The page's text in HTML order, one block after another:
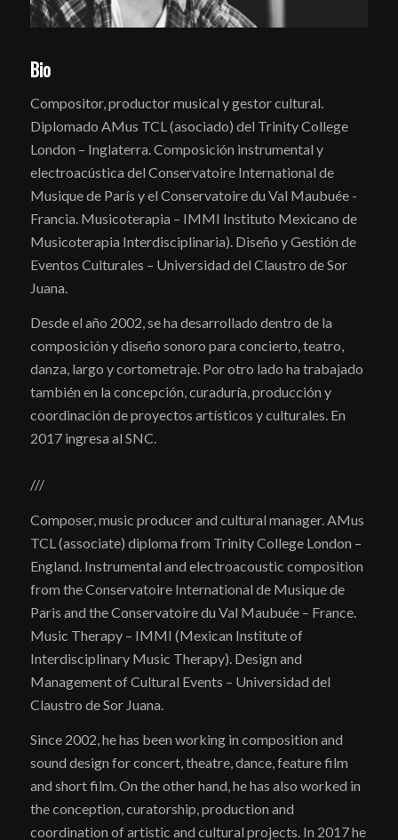
Bio
Compositor, productor musical y gestor cultural.
Diplomado AMus TCL (asociado) del Trinity College
London – Inglaterra. Composición instrumental y
electroacústica del Conservatoire International de
Musique de París y el Conservatoire du Val Maubuée -
Francia. Musicoterapia – IMMI Instituto Mexicano de
Musicoterapia Interdisciplinaria). Diseño y Gestión de
Eventos Culturales – Universidad del Claustro de Sor
Juana.
Desde el año 2002, se ha desarrollado dentro de la
composición y diseño sonoro para concierto, teatro,
danza, largo y cortometraje. Por otro lado ha trabajado
también en la concepción, curaduría, producción y
coordinación de proyectos artísticos y culturales. En
2017 ingresa al SNC.
///
Composer, music producer and cultural manager. AMus
TCL (associate) diploma from Trinity College London –
England. Instrumental and electroacoustic composition
from the Conservatoire International de Musique de
Paris and the Conservatoire du Val Maubuée – France.
Music Therapy – IMMI (Mexican Institute of
Interdisciplinary Music Therapy). Design and
Management of Cultural Events – Universidad del
Claustro de Sor Juana.
Since 2002, he has been working in composition and
sound design for concert, theatre, dance, feature film
and short film. On the other hand, he has also worked in
the conception, curatorship, production and
coordination of artistic and cultural projects. In 2017 he